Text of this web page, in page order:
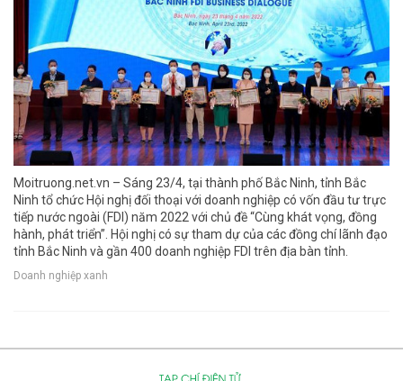
Moitruong.net.vn – Sáng 23/4, tại thành phố Bắc Ninh, tỉnh Bắc
Ninh tổ chức Hội nghị đối thoại với doanh nghiệp có vốn đầu tư trực
tiếp nước ngoài (FDI) năm 2022 với chủ đề “Cùng khát vọng, đồng
hành, phát triển”. Hội nghị có sự tham dự của các đồng chí lãnh đạo
tỉnh Bắc Ninh và gần 400 doanh nghiệp FDI trên địa bàn tỉnh.
Doanh nghiệp xanh